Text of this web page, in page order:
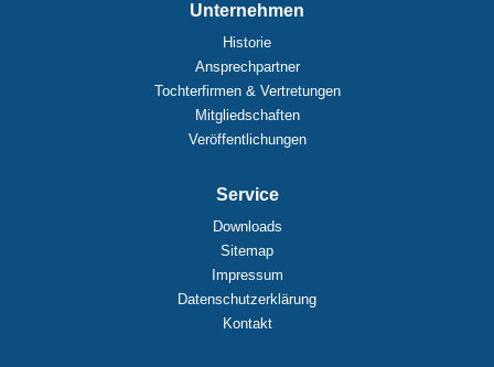
Unternehmen
Historie
Ansprechpartner
Tochterfirmen & Vertretungen
Mitgliedschaften
Veröffentlichungen
Service
Downloads
Sitemap
Impressum
Datenschutzerklärung
Kontakt